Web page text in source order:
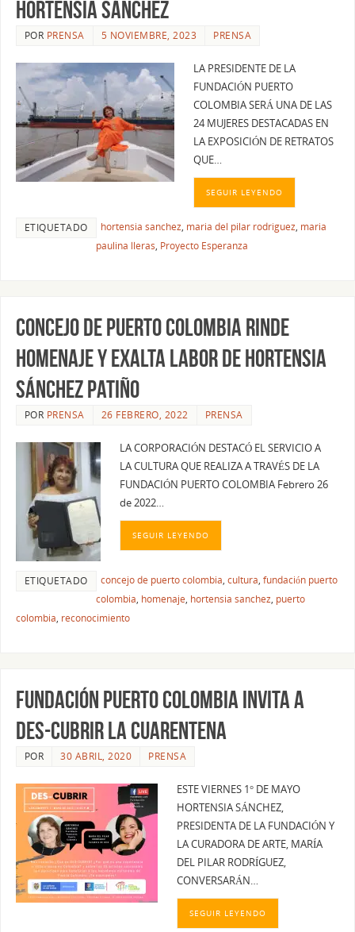
HORTENSIA SÁNCHEZ
POR PRENSA 5 NOVIEMBRE, 2023 PRENSA
LA PRESIDENTE DE LA
FUNDACIÓN PUERTO
COLOMBIA SERÁ UNA DE LAS
24 MUJERES DESTACADAS EN
LA EXPOSICIÓN DE RETRATOS
QUE…
SEGUIR LEYENDO
ETIQUETADO hortensia sanchez, maria del pilar rodriguez, maria
paulina lleras, Proyecto Esperanza
CONCEJO DE PUERTO COLOMBIA RINDE
HOMENAJE Y EXALTA LABOR DE HORTENSIA
SÁNCHEZ PATIÑO
POR PRENSA 26 FEBRERO, 2022 PRENSA
LA CORPORACIÓN DESTACÓ EL SERVICIO A
LA CULTURA QUE REALIZA A TRAVÉS DE LA
FUNDACIÓN PUERTO COLOMBIA Febrero 26
de 2022…
SEGUIR LEYENDO
ETIQUETADO concejo de puerto colombia, cultura, fundación puerto
colombia, homenaje, hortensia sanchez, puerto
colombia, reconocimiento
FUNDACIÓN PUERTO COLOMBIA INVITA A
DES-CUBRIR LA CUARENTENA
POR 30 ABRIL, 2020 PRENSA
ESTE VIERNES 1° DE MAYO
HORTENSIA SÁNCHEZ,
PRESIDENTA DE LA FUNDACIÓN Y
LA CURADORA DE ARTE, MARÍA
DEL PILAR RODRÍGUEZ,
CONVERSARÁN…
SEGUIR LEYENDO